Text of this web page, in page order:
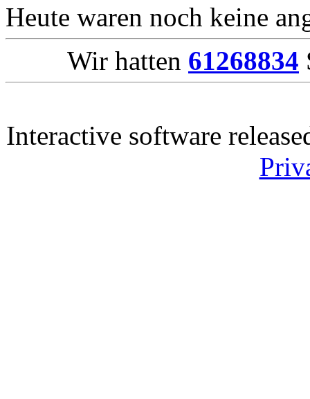
Heute waren noch keine
Wir hatten 61268834
Interactive software